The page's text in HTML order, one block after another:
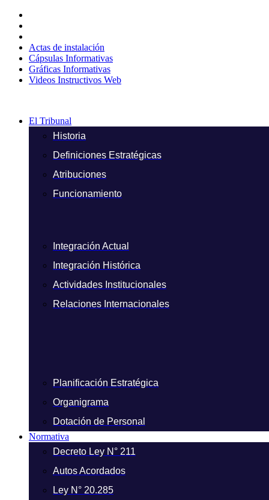
contenido
Actas de instalación
Cápsulas Informativas
Gráficas Informativas
Videos Instructivos Web
El Tribunal
Historia
Definiciones Estratégicas
Atribuciones
Funcionamiento
Integración Actual
Integración Histórica
Actividades Institucionales
Relaciones Internacionales
Planificación Estratégica
Organigrama
Dotación de Personal
Normativa
Decreto Ley N° 211
Autos Acordados
Ley N° 20.285